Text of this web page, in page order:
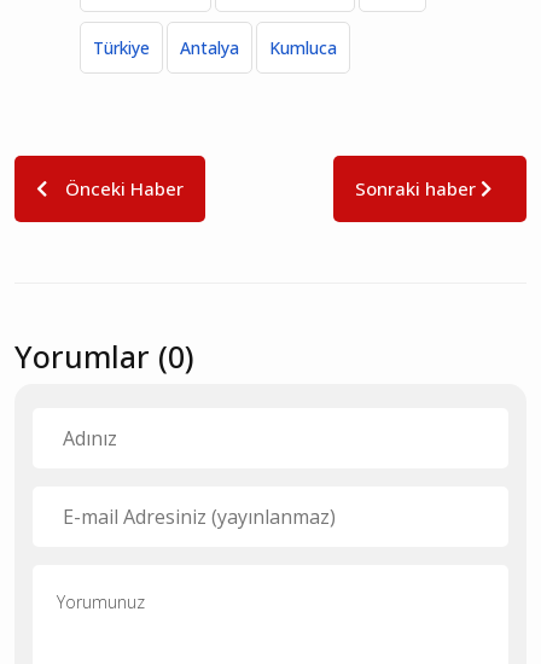
Türkiye Antalya Kumluca
Önceki Haber Sonraki haber
Yorumlar (0)